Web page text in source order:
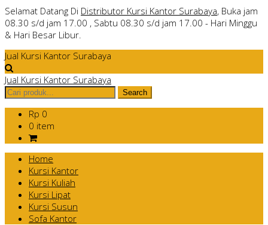
Selamat Datang Di Distributor Kursi Kantor Surabaya, Buka jam
08.30 s/d jam 17.00 , Sabtu 08.30 s/d jam 17.00 - Hari Minggu
& Hari Besar Libur.
Jual Kursi Kantor Surabaya
Jual Kursi Kantor Surabaya
Rp 0
0 item
Home
Kursi Kantor
Kursi Kuliah
Kursi Lipat
Kursi Susun
Sofa Kantor